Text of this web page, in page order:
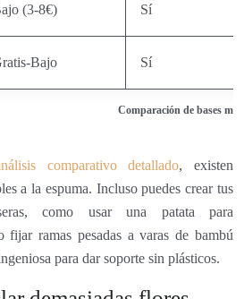
Comparación de bases
(3-8€) Sí
Bajo Sí
comparativo detallado, existen
a la espuma. Incluso puedes crear tus
como usar una patata para
fijar ramas pesadas a varas de bambú
para dar soporte sin plásticos.